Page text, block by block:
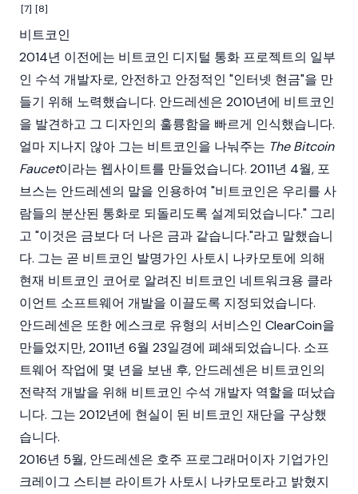
[7] [8]
비트코인
2014년 이전에는 비트코인 디지털 통화 프로젝트의 일부
인 수석 개발자로, 안전하고 안정적인 "인터넷 현금"을 만
들기 위해 노력했습니다. 안드레센은 2010년에 비트코인
을 발견하고 그 디자인의 훌륭함을 빠르게 인식했습니다.
얼마 지나지 않아 그는 비트코인을 나눠주는 The Bitcoin
Faucet이라는 웹사이트를 만들었습니다. 2011년 4월, 포
브스는 안드레센의 말을 인용하여 "비트코인은 우리를 사
람들의 분산된 통화로 되돌리도록 설계되었습니다." 그리
고 "이것은 금보다 더 나은 금과 같습니다."라고 말했습니
다. 그는 곧 비트코인 발명가인 사토시 나카모토에 의해
현재 비트코인 코어로 알려진 비트코인 네트워크용 클라
이언트 소프트웨어 개발을 이끌도록 지정되었습니다.
안드레센은 또한 에스크로 유형의 서비스인 ClearCoin을
만들었지만, 2011년 6월 23일경에 폐쇄되었습니다. 소프
트웨어 작업에 몇 년을 보낸 후, 안드레센은 비트코인의
전략적 개발을 위해 비트코인 수석 개발자 역할을 떠났습
니다. 그는 2012년에 현실이 된 비트코인 재단을 구상했
습니다.
2016년 5월, 안드레센은 호주 프로그래머이자 기업가인
크레이그 스티븐 라이트가 사토시 나카모토라고 밝혔지